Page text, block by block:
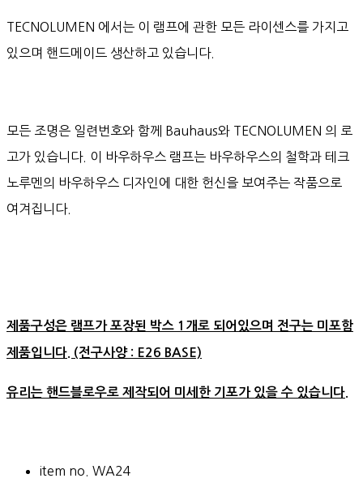
TECNOLUMEN 에서는 이 램프에 관한 모든 라이센스를 가지고
있으며 핸드메이드 생산하고 있습니다.
모든 조명은 일련번호와 함께 Bauhaus와 TECNOLUMEN 의 로
고가 있습니다. 이 바우하우스 램프는 바우하우스의 철학과 테크
노루멘의 바우하우스 디자인에 대한 헌신을 보여주는 작품으로
여겨집니다.
제품구성은 램프가 포장된 박스 1개로 되어있으며 전구는 미포함
제품입니다. (전구사양 : E26 BASE)
유리는 핸드블로우로 제작되어 미세한 기포가 있을 수 있습니다.
item no. WA24